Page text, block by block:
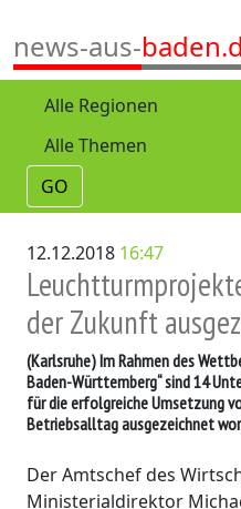
news-aus-
GO
12.12.2018 16:47
der Zukunft
(Karlsruhe)Im Rahmen des
Baden-Württemberg“ sind 14
für die erfolgreiche Umsetzung
Betriebsalltag ausgezeichnet
Der Amtschef des
Ministerialdirektor